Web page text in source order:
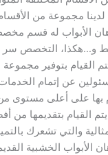
مجموعة من
الأبواب له قسم
و…هكذا، التخصص سر
بتوفير
عن إتمام
بها على أعلى
القيام بتقديمها من
والتي تشعرك
الأبواب الخشبية